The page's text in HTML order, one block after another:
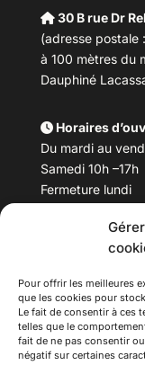
Pour offrir les meilleures
que les cookies pour
Le fait de consentir à ces
telles que le
fait de ne pas consentir
négatif sur certaines
30 B rue Dr
(adresse postale
à 100 mètres du
Dauphiné
Horaires
Du mardi au
Samedi 10h –17h
Fermeture lundi
Téléphone :